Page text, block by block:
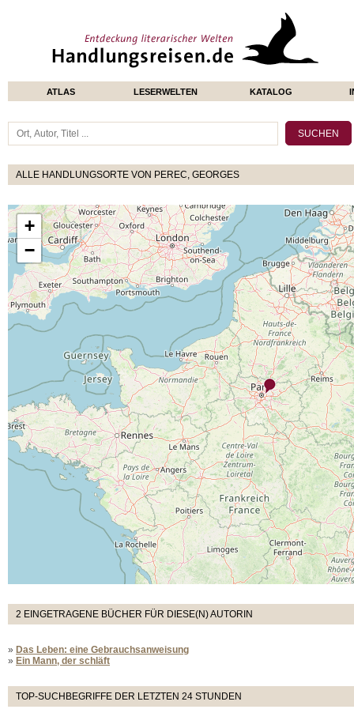
ATLAS LESERWELTEN KATALOG
ALLE HANDLUNGSORTE VON PEREC, GEORGES
+
−
2 EINGETRAGENE BÜCHER FÜR DIESE(N) AUTORIN
» Das Leben: eine Gebrauchsanweisung
» Ein Mann, der schläft
TOP-SUCHBEGRIFFE DER LETZTEN 24 STUNDEN